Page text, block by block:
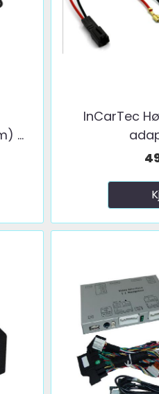
...
InCarTec